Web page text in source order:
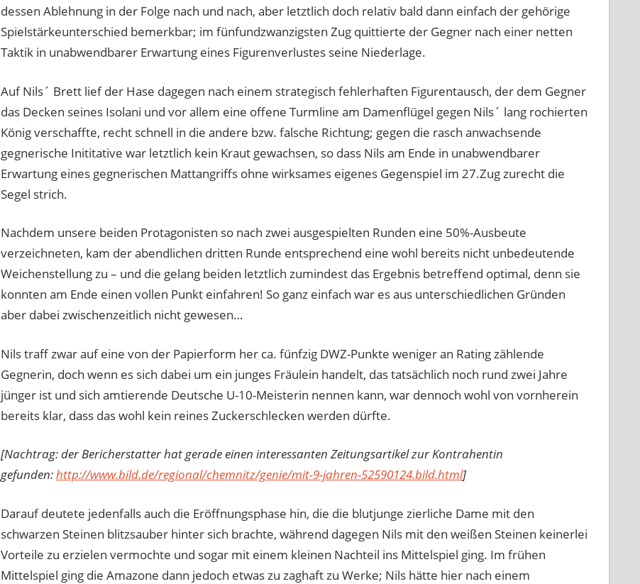
dessen Ablehnung in der Folge nach und nach, aber letztlich doch relativ bald dann einfach der gehörige
Spielstärkeunterschied bemerkbar; im fünfundzwanzigsten Zug quittierte der Gegner nach einer netten
Taktik in unabwendbarer Erwartung eines Figurenverlustes seine Niederlage.
Auf Nils´ Brett lief der Hase dagegen nach einem strategisch fehlerhaften Figurentausch, der dem Gegner
das Decken seines Isolani und vor allem eine offene Turmline am Damenflügel gegen Nils´ lang rochierten
König verschaffte, recht schnell in die andere bzw. falsche Richtung; gegen die rasch anwachsende
gegnerische Inititative war letztlich kein Kraut gewachsen, so dass Nils am Ende in unabwendbarer
Erwartung eines gegnerischen Mattangriffs ohne wirksames eigenes Gegenspiel im 27.Zug zurecht die
Segel strich.
Nachdem unsere beiden Protagonisten so nach zwei ausgespielten Runden eine 50%-Ausbeute
verzeichneten, kam der abendlichen dritten Runde entsprechend eine wohl bereits nicht unbedeutende
Weichenstellung zu – und die gelang beiden letztlich zumindest das Ergebnis betreffend optimal, denn sie
konnten am Ende einen vollen Punkt einfahren! So ganz einfach war es aus unterschiedlichen Gründen
aber dabei zwischenzeitlich nicht gewesen…
Nils traff zwar auf eine von der Papierform her ca. fünfzig DWZ-Punkte weniger an Rating zählende
Gegnerin, doch wenn es sich dabei um ein junges Fräulein handelt, das tatsächlich noch rund zwei Jahre
jünger ist und sich amtierende Deutsche U-10-Meisterin nennen kann, war dennoch wohl von vornherein
bereits klar, dass das wohl kein reines Zuckerschlecken werden dürfte.
[Nachtrag: der Bericherstatter hat gerade einen interessanten Zeitungsartikel zur Kontrahentin
gefunden:http://www.bild.de/regional/chemnitz/genie/mit-9-jahren-52590124.bild.html]
Darauf deutete jedenfalls auch die Eröffnungsphase hin, die die blutjunge zierliche Dame mit den
schwarzen Steinen blitzsauber hinter sich brachte, während dagegen Nils mit den weißen Steinen keinerlei
Vorteile zu erzielen vermochte und sogar mit einem kleinen Nachteil ins Mittelspiel ging. Im frühen
Mittelspiel ging die Amazone dann jedoch etwas zu zaghaft zu Werke; Nils hätte hier nach einem